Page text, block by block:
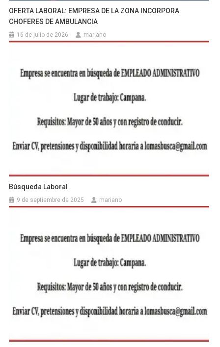
OFERTA LABORAL: EMPRESA DE LA ZONA INCORPORA
CHOFERES DE AMBULANCIA
16 de julio de 2026 mariano
Búsqueda Laboral
9 de septiembre de 2025 mariano